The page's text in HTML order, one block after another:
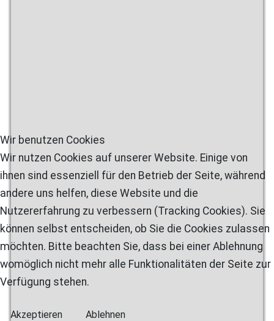
Wir benutzen Cookies
Wir nutzen Cookies auf unserer Website. Einige von
ihnen sind essenziell für den Betrieb der Seite, während
andere uns helfen, diese Website und die
Nutzererfahrung zu verbessern (Tracking Cookies). Sie
können selbst entscheiden, ob Sie die Cookies zulassen
möchten. Bitte beachten Sie, dass bei einer Ablehnung
womöglich nicht mehr alle Funktionalitäten der Seite zur
Verfügung stehen.
Akzeptieren Ablehnen